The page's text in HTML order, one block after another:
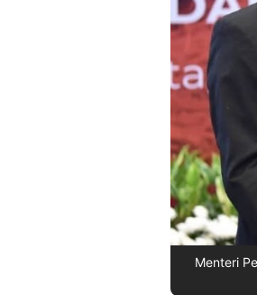
Menteri